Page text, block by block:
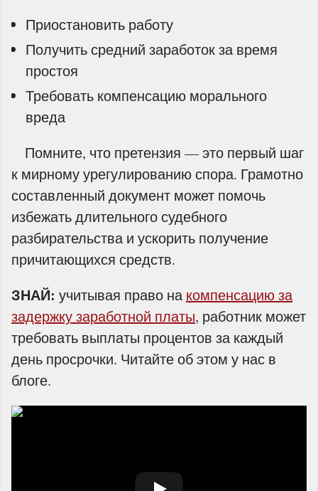
Приостановить работу
Получить средний заработок за время
простоя
Требовать компенсацию морального
вреда
Помните, что претензия — это первый шаг
к мирному урегулированию спора. Грамотно
составленный документ может помочь
избежать длительного судебного
разбирательства и ускорить получение
причитающихся средств.
ЗНАЙ: учитывая право на компенсацию за
задержку заработной платы, работник может
требовать выплаты процентов за каждый
день просрочки. Читайте об этом у нас в
блоге.